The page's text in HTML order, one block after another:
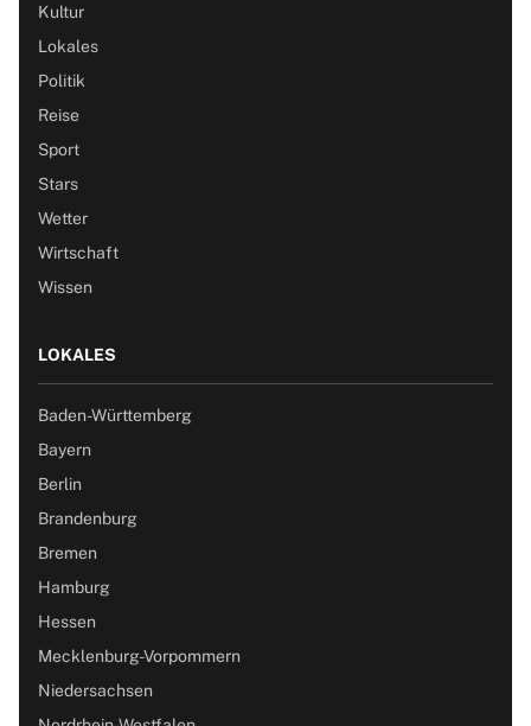
Kultur
Lokales
Politik
Reise
Sport
Stars
Wetter
Wirtschaft
Wissen
LOKALES
Baden-Württemberg
Bayern
Berlin
Brandenburg
Bremen
Hamburg
Hessen
Mecklenburg-Vorpommern
Niedersachsen